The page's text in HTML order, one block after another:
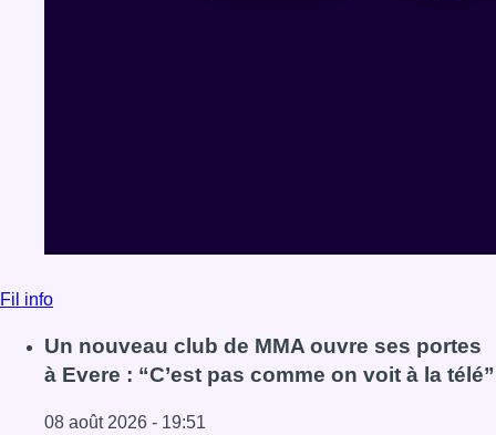
Fil info
Un nouveau club de MMA ouvre ses portes
à Evere : “C’est pas comme on voit à la télé”
08 août 2026 - 19:51